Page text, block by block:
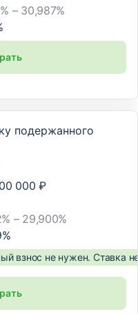
– 30,987%
подержанного
000 ₽
– 29,900%
%
взнос не нужен. Ставка